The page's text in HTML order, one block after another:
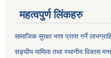
महत्वपुर्ण लिंकहरु
सामाजिक सुरक्षा भत्ता प्राप्त गर्ने
सङ्घीय मामिला तथा स्थानीय विकास